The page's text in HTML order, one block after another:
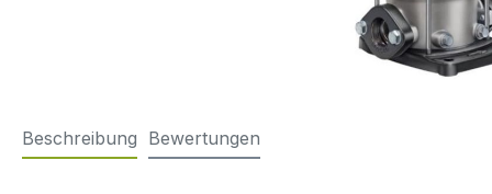
Beschreibung Bewertungen